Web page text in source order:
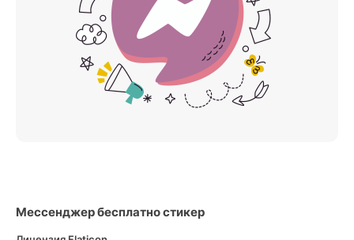
Мессенджер бесплатно стикер